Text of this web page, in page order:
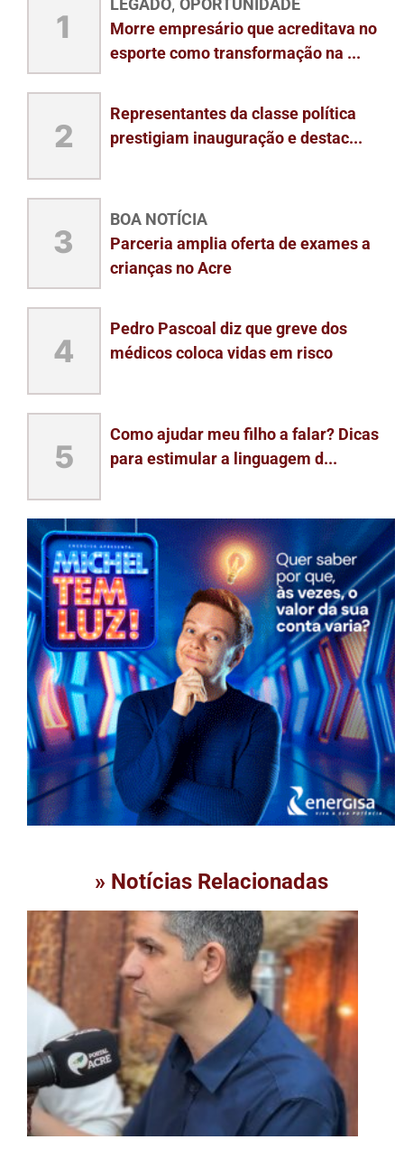
1
LEGADO, OPORTUNIDADE
Morre empresário que acreditava no
esporte como transformação na ...
2
Representantes da classe política
prestigiam inauguração e destac...
3
BOA NOTÍCIA
Parceria amplia oferta de exames a
crianças no Acre
4
Pedro Pascoal diz que greve dos
médicos coloca vidas em risco
5
Como ajudar meu filho a falar? Dicas
para estimular a linguagem d...
» Notícias Relacionadas